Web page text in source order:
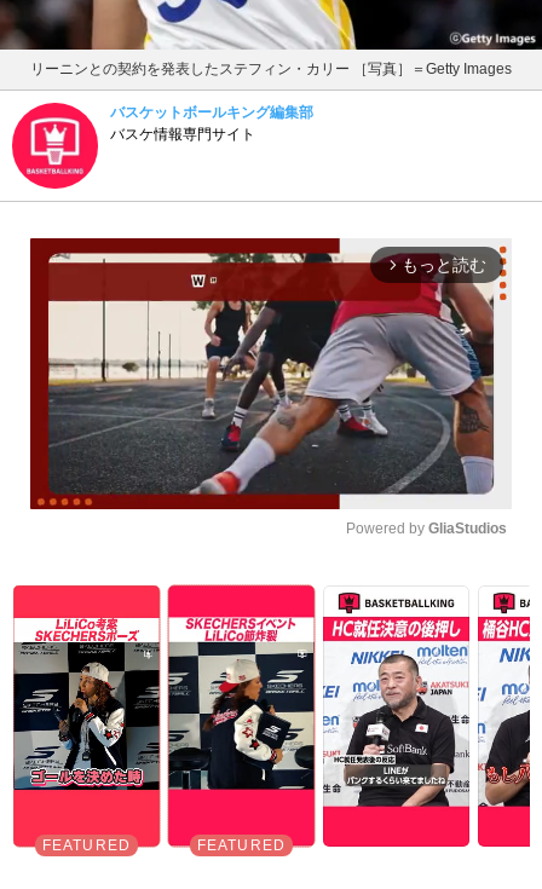
リーニンとの契約を発表したステフィン・カリー ［写真］＝Getty Images
バスケットボールキング編集部
バスケ情報専門サイト
arrow_forward_ios もっと読む
Powered by GliaStudios